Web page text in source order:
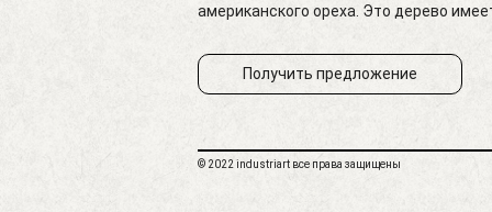
американского ореха. Это дерево
Получить предложение
© 2022 industriart все права защищены